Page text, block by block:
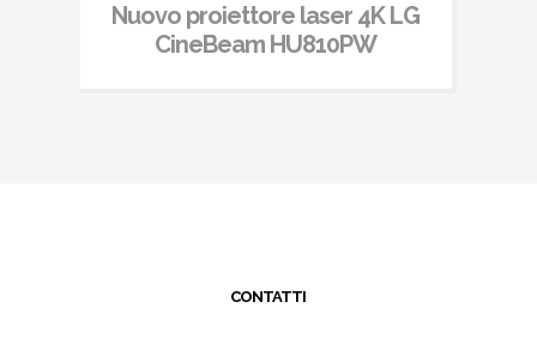
Nuovo proiettore laser 4K LG
CineBeam HU810PW
CONTATTI